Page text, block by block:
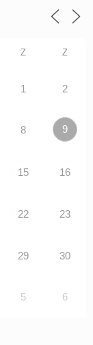
Z Z
1 2
8 9
15 16
22 23
29 30
5 6